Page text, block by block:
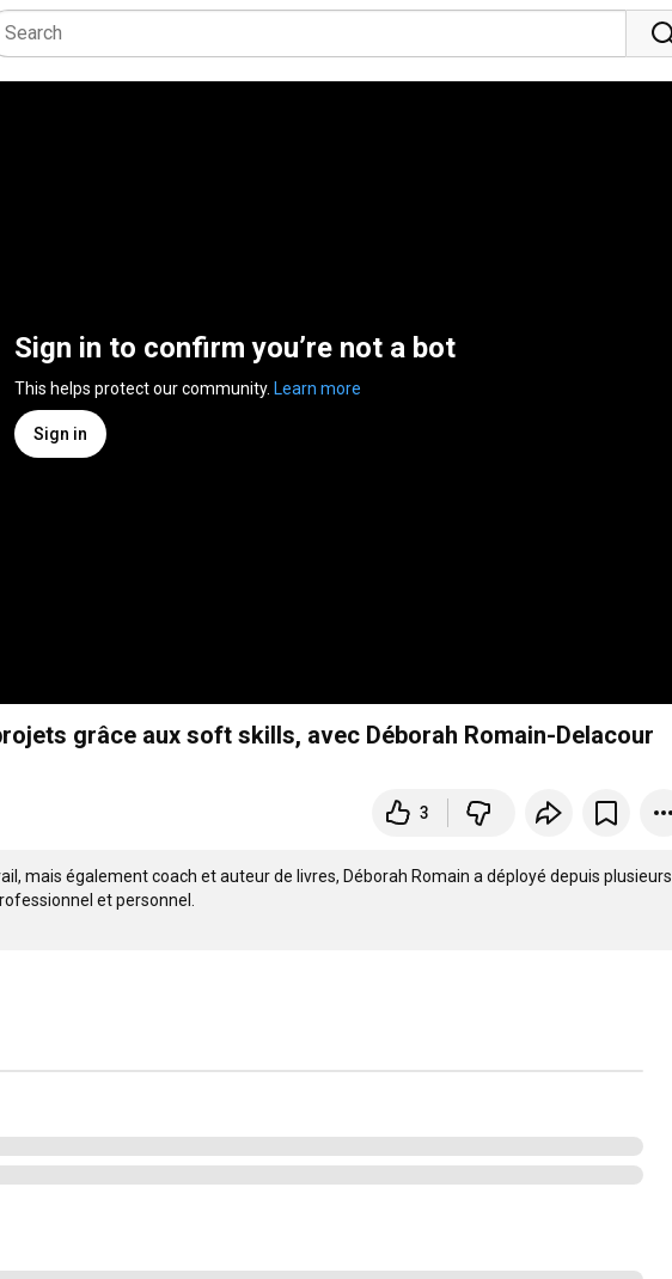
Sign in to confirm you’re not a bot
This helps protect our community. Learn more
Sign in
grâce aux soft skills, avec Déborah Romain-Delacour
3
mais également coach et auteur de livres, Déborah Romain a déployé depuis plusieurs